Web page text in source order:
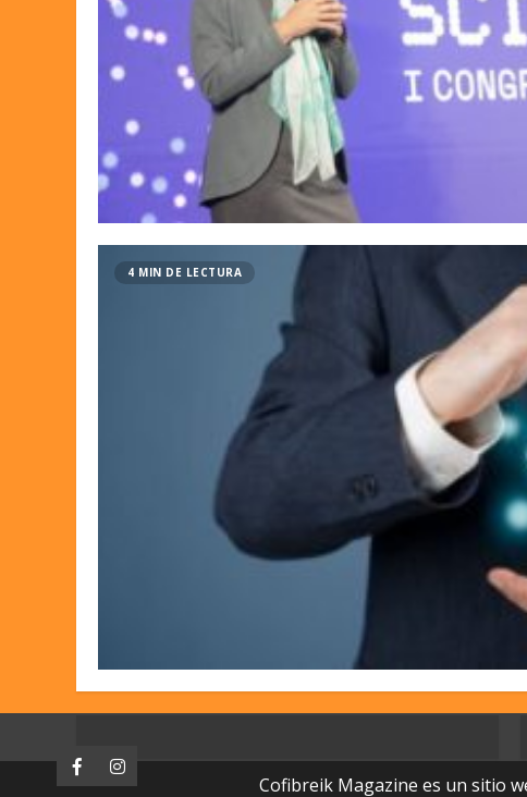
4 MIN DE LECTURA
FacebookInstagram Cofibreik Magazine es un sitio